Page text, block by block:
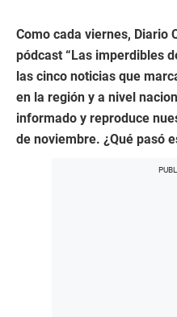
Como cada viernes, Diario
pódcast “Las imperdibles
las cinco noticias que
en la región y a nivel
informado y reproduce
de noviembre. ¿Qué pasó